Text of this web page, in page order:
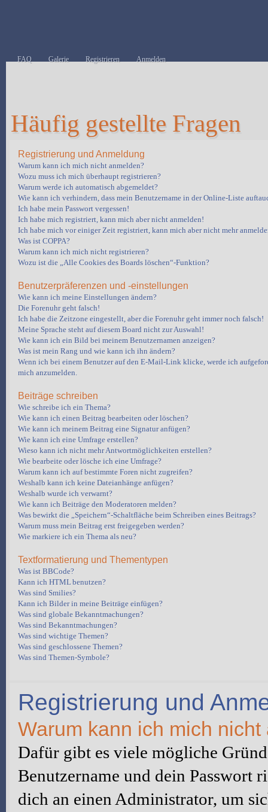
FAQ Galerie Registrieren Anmelden
Häufig gestellte Fragen
Registrierung und Anmeldung
Warum kann ich mich nicht anmelden?
Wozu muss ich mich überhaupt registrieren?
Warum werde ich automatisch abgemeldet?
Wie kann ich verhindern, dass mein Benutzername in der Online-Liste
Ich habe mein Passwort vergessen!
Ich habe mich registriert, kann mich aber nicht anmelden!
Ich habe mich vor einiger Zeit registriert, kann mich aber nicht mehr
Was ist COPPA?
Warum kann ich mich nicht registrieren?
Wozu ist die „Alle Cookies des Boards löschen“-Funktion?
Benutzerpräferenzen und -einstellungen
Wie kann ich meine Einstellungen ändern?
Die Forenuhr geht falsch!
Ich habe die Zeitzone eingestellt, aber die Forenuhr geht immer noch falsch!
Meine Sprache steht auf diesem Board nicht zur Auswahl!
Wie kann ich ein Bild bei meinem Benutzernamen anzeigen?
Was ist mein Rang und wie kann ich ihn ändern?
Wenn ich bei einem Benutzer auf den E-Mail-Link klicke, werde ich
mich anzumelden.
Beiträge schreiben
Wie schreibe ich ein Thema?
Wie kann ich einen Beitrag bearbeiten oder löschen?
Wie kann ich meinem Beitrag eine Signatur anfügen?
Wie kann ich eine Umfrage erstellen?
Wieso kann ich nicht mehr Antwortmöglichkeiten erstellen?
Wie bearbeite oder lösche ich eine Umfrage?
Warum kann ich auf bestimmte Foren nicht zugreifen?
Weshalb kann ich keine Dateianhänge anfügen?
Weshalb wurde ich verwarnt?
Wie kann ich Beiträge den Moderatoren melden?
Was bewirkt die „Speichern“-Schaltfläche beim Schreiben eines Beitrags?
Warum muss mein Beitrag erst freigegeben werden?
Wie markiere ich ein Thema als neu?
Textformatierung und Thementypen
Was ist BBCode?
Kann ich HTML benutzen?
Was sind Smilies?
Kann ich Bilder in meine Beiträge einfügen?
Was sind globale Bekanntmachungen?
Was sind Bekanntmachungen?
Was sind wichtige Themen?
Was sind geschlossene Themen?
Was sind Themen-Symbole?
Registrierung und
Warum kann ich mich nicht
Dafür gibt es viele mögliche
Benutzername und dein Passwort
dich an einen Administrator, um